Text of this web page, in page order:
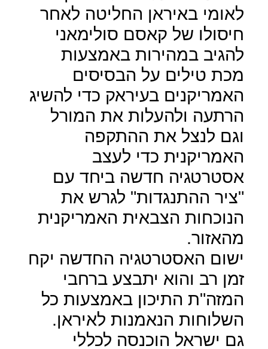
לאומי באיראן החליטה לאחר
חיסולו של קאסם סולימאני
להגיב במהירות באמצעות
מכת טילים על הבסיסים
האמריקנים בעיראק כדי להשיג
הרתעה ולהעלות את המורל
וגם לנצל את ההתקפה
האמריקנית כדי לעצב
אסטרטגיה חדשה ביחד עם
"ציר ההתנגדות" לגרש את
הנוכחות הצבאית האמריקנית
מהאזור.
ישום האסטרטגיה החדשה יקח
זמן רב והוא יתבצע ברחבי
המזה"ת התיכון באמצעות כל
השלוחות הנאמנות לאיראן.
גם ישראל הוכנסה לכללי